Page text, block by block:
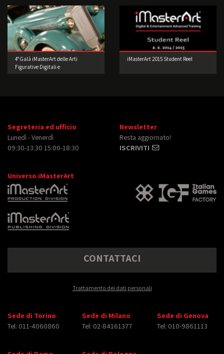
4° Galà iMasterArt delle Arti
Figurative Digitali e
iMasterArt 2015 Student Reel
Segreteria ed ufficio
Lunedì - Venerdì
09:30-13:30 15:00-18:30
Newsletter
Resta aggiornato!
ISCRIVITI
Universo iMasterArt
CONTATTACI
Trattamento dei dati personali
Sede di Torino
Tel: 011-4060860
Sede di Milano
Tel: 02-84161377
Sede di Genova
Tel: 010-9861113